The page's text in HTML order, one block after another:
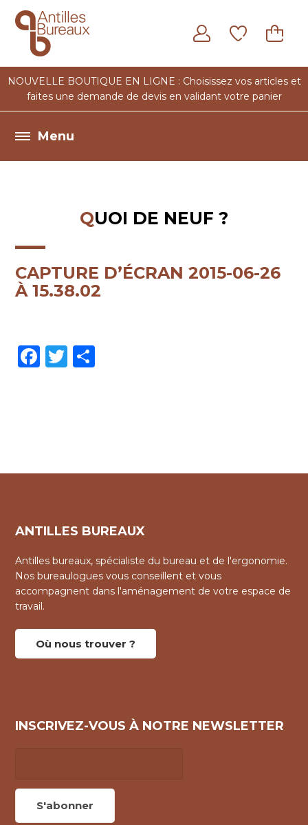
NOUVELLE BOUTIQUE EN LIGNE : Choisissez vos articles et
faites une demande de devis en validant votre panier
Notre
expertise
neuf ?
QUOI DE NEUF ?
CAPTURE D’ÉCRAN 2015-06-26
À 15.38.02
Facebook
Twitter
ANTILLES BUREAUX
Antilles bureaux, spécialiste du bureau et de l'ergonomie.
Nos bureaulogues vous conseillent et vous
accompagnent dans l'aménagement de votre espace de
travail.
Où nous trouver ?
INSCRIVEZ-VOUS À NOTRE NEWSLETTER